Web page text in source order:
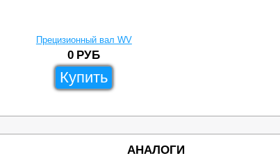
Прецизионный вал WV
0 РУБ
Купить
АНАЛОГИ